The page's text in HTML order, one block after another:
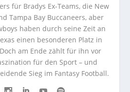
für Bradys Ex-Teams, die New
Tampa Bay Buccaneers, aber
haben durch seine Zeit an
einen besonderen Platz in
am Ende zählt für ihn vor
für den Sport – und
Sieg im Fantasy Football.